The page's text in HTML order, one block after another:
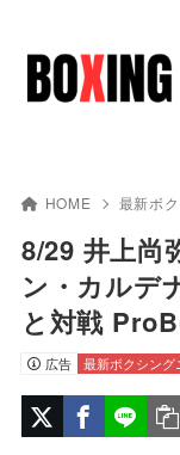
HOME 最新ボ
8/29 井上尚
ン・カルデ
と対戦
広告 最新ボクシング